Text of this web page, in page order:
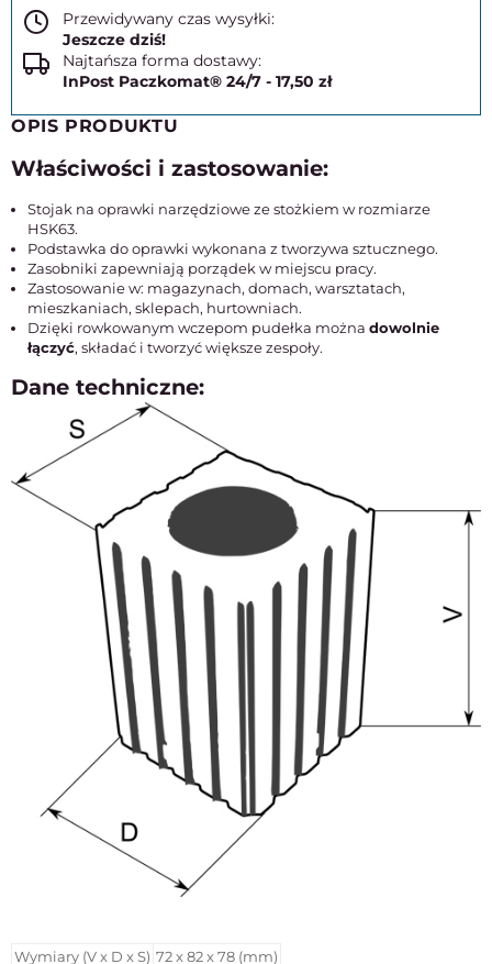
Przewidywany czas wysyłki:
Jeszcze dziś!
Najtańsza forma dostawy:
InPost Paczkomat® 24/7 - 17,50 zł
OPIS PRODUKTU
Właściwości i zastosowanie:
Stojak na oprawki narzędziowe ze stożkiem w rozmiarze
HSK63.
Podstawka do oprawki wykonana z tworzywa sztucznego.
Zasobniki zapewniają porządek w miejscu pracy.
Zastosowanie w: magazynach, domach, warsztatach,
mieszkaniach, sklepach, hurtowniach.
Dzięki rowkowanym wczepom pudełka można dowolnie
łączyć, składać i tworzyć większe zespoły.
Dane techniczne:
Wymiary (V x D x S) 72 x 82 x 78 (mm)